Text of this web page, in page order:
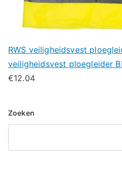
RWS veiligheidsvest
veiligheidsvest ploegleider
€12.04
Zoeken